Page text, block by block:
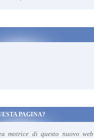
PAGINA?
motrice di questo nuovo web